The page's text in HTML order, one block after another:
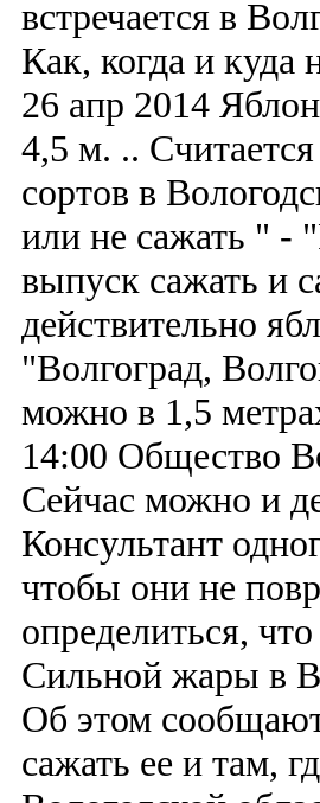
встречается в
Как, когда и
26 апр 2014
4,5 м. ..
сортов в
или не сажать " -
выпуск сажать и
действительно
"Волгоград,
можно в 1,5
14:00 Общество
Сейчас можно и
Консультант
чтобы они не
определиться,
Сильной жары в
Об этом
сажать ее и там,